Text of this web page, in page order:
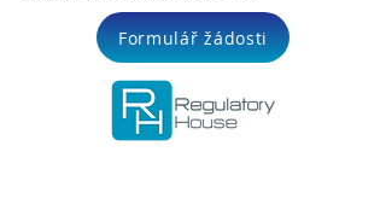
Formulář žádosti